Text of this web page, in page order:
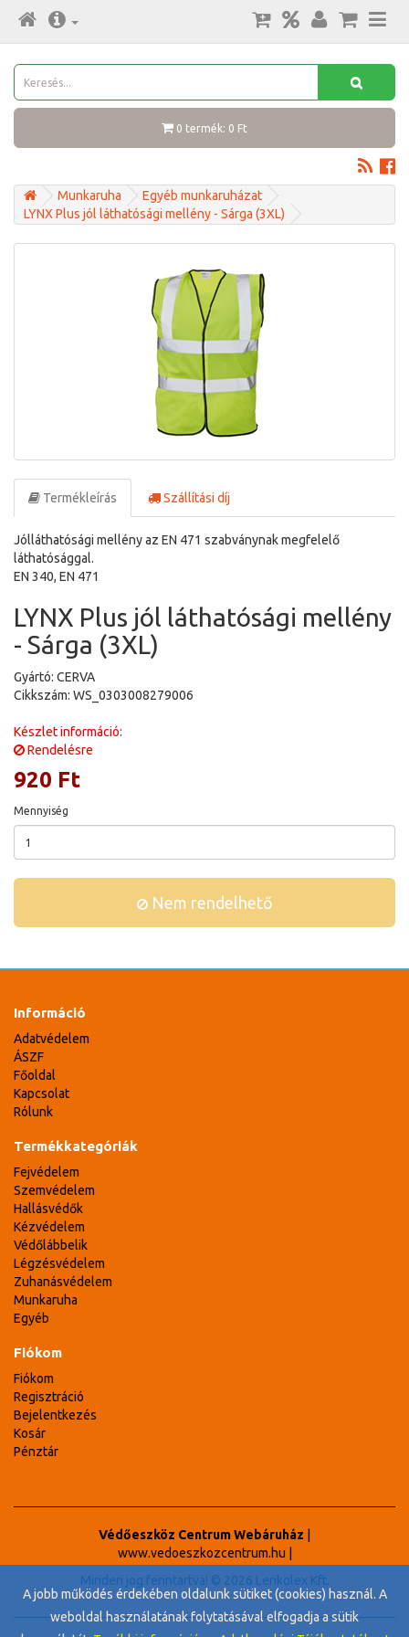
0 termék: 0 Ft
Munkaruha
Egyéb munkaruházat
LYNX Plus jól láthatósági mellény - Sárga (3XL)
Termékleírás Szállítási díj
Jólláthatósági mellény az EN 471 szabványnak megfelelő
láthatósággal.
EN 340, EN 471
LYNX Plus jól láthatósági mellény
- Sárga (3XL)
Gyártó: CERVA
Cikkszám: WS_0303008279006
Készlet információ:
Rendelésre
920 Ft
Mennyiség
Nem rendelhető
Információ
Adatvédelem
ÁSZF
Főoldal
Kapcsolat
Rólunk
Termékkategóriák
Fejvédelem
Szemvédelem
Hallásvédők
Kézvédelem
Védőlábbelik
Légzésvédelem
Zuhanásvédelem
Munkaruha
Egyéb
Fiókom
Fiókom
Regisztráció
Bejelentkezés
Kosár
Pénztár
Védőeszköz Centrum Webáruház
www.vedoeszkozcentrum.hu
Minden jog fenntartva! © 2026 Lenkolex Kft.
A jobb működés érdekében oldalunk sütiket (cookies) használ. A
weboldal használatának folytatásával elfogadja a sütik